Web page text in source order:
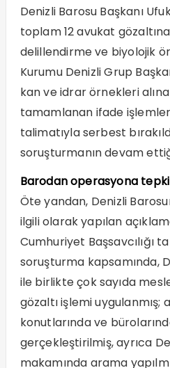
Denizli Barosu Başkanı
toplam 12 avukat gözaltına
delillendirme ve biyolojik
Kurumu Denizli Grup
kan ve idrar örnekleri
tamamlanan ifade
talimatıyla serbest
soruşturmanın devam
Barodan operasyona tepki
Öte yandan, Denizli
ilgili olarak yapılan
Cumhuriyet Başsavcılığı
soruşturma kapsamında,
ile birlikte çok sayıda
gözaltı işlemi uygulanmış;
konutlarında ve
gerçekleştirilmiş, ayrıca
makamında arama